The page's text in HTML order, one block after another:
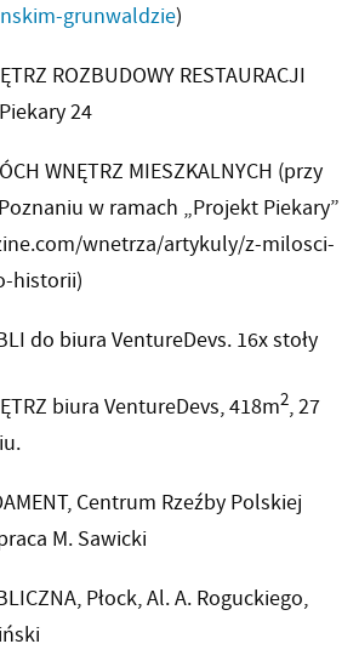
grunwaldzie)
ROZBUDOWY RESTAURACJI
24
WNĘTRZ MIESZKALNYCH (przy
w ramach „Projekt Piekary”
wnetrza/artykuly/z-milosci-
historii)
do biura VentureDevs. 16x stoły
biura VentureDevs, 418m2, 27
Centrum Rzeźby Polskiej
M. Sawicki
Płock, Al. A. Roguckiego,